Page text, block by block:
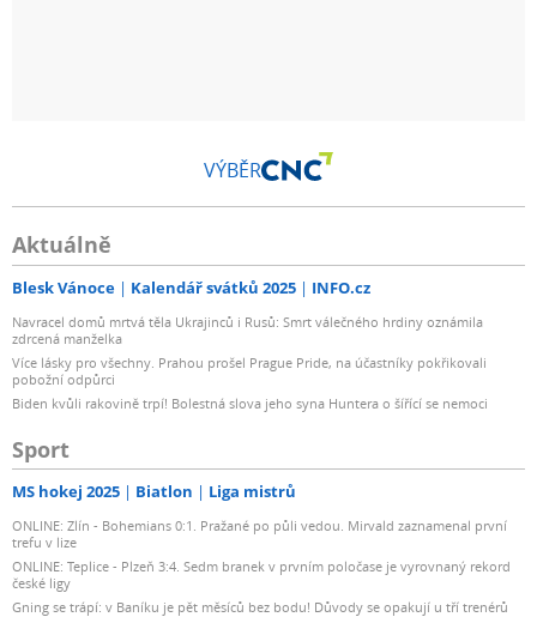
VÝBĚR
Aktuálně
Blesk Vánoce Kalendář svátků 2025 INFO.cz
Navracel domů mrtvá těla Ukrajinců i Rusů: Smrt válečného hrdiny oznámila
zdrcená manželka
Více lásky pro všechny. Prahou prošel Prague Pride, na účastníky pokřikovali
pobožní odpůrci
Biden kvůli rakovině trpí! Bolestná slova jeho syna Huntera o šířící se nemoci
Sport
MS hokej 2025 Biatlon Liga mistrů
ONLINE: Zlín - Bohemians 0:1. Pražané po půli vedou. Mirvald zaznamenal první
trefu v lize
ONLINE: Teplice - Plzeň 3:4. Sedm branek v prvním poločase je vyrovnaný rekord
české ligy
Gning se trápí: v Baníku je pět měsíců bez bodu! Důvody se opakují u tří trenérů